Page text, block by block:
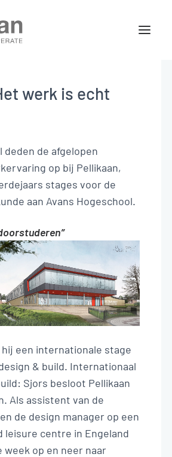
werk is echt
deden de afgelopen
op bij Pellikaan,
stages voor de
aan Avans Hogeschool.
hij een internationale stage
& build. Internationaal
Sjors besloot Pellikaan
Als assistent van de
de design manager op een
leisure centre in Engeland
week op en neer naar